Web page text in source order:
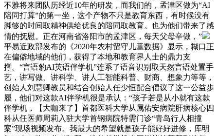
不雅将来团队历经近10年的研发，而我们的，孟津区做为“AI
陪同打算”的第一坐，这个产物不只是教育东西，有时候没有
脚够的时间取精神供给优良的陪同取教育。也为他们带来了感
情的抚慰。正在河南省洛阳市的孟津区，每天父母辛做，”
平易近政部发布的《2020年农村留守儿童数据》显示，糊口正
在偏僻地域的他们，获得了本地和教育界人士的鼎力支
撑。“言语豹AI英语伴学机”连系了语音识别取天然言语处置手
艺，讲写做、讲科学、讲人工智能科普、财商、想象力等等，
创始人刘慧卿教员和结合创始人任少恒配合倡议了这一公益步
履，他们对这款AI伴学机很是承认：“孩子若是从小就有这款
伴学机，【大咖来了】首都医科大学从属佑安病院肝病核心四
科从任医师周莉入驻大学首钢病院特需门诊“青岛行人相撞
案”现场视频发布。我最大的希望就是孩子能好好进修，库明